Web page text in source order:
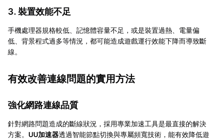
3. 裝置效能不足
手機處理器規格較低、記憶體容量不足，或是裝置過熱、電量偏
低、背景程式過多等情況，都可能造成遊戲運行效能下降而導致斷
線。
有效改善連線問題的實用方法
強化網路連線品質
針對網路問題造成的斷線狀況，採用專業加速工具是最直接的解決
方案。 UU加速器透過智能節點切換與專屬頻寬技術，能有效降低遊